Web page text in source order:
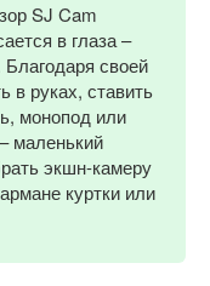
SJ Cam
в глаза –
своей
в руках, ставить
монопод или
маленький
экшн-камеру
куртки или